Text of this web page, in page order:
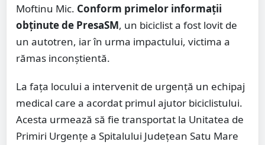
Moftinu Mic. Conform primelor informații
obținute de PresaSM, un biciclist a fost lovit de
un autotren, iar în urma impactului, victima a
rămas inconștientă.
La fața locului a intervenit de urgență un echipaj
medical care a acordat primul ajutor biciclistului.
Acesta urmează să fie transportat la Unitatea de
Primiri Urgențe a Spitalului Județean Satu Mare